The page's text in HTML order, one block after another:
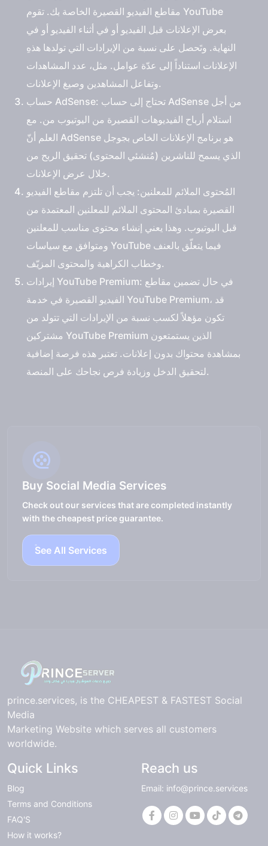
مقاطع الفيديو القصيرة الخاصة بك. تقوم YouTube
بعرض الإعلانات قبل الفيديو أو في أثناء الفيديو أو في
النهاية. وتَحصل على نسبة من الإيرادات التي تولدها هذهِ
الإعلانات استناداً إلى عدّة عوامل. مثل، عدد المشاهدات
وتفاعل المشاهدين وصيغ الإعلانات.
حساب AdSense: تحتاج إلى حساب AdSense من أجل
استلام أرباح الفيديوهات القصيرة من اليوتيوب من. مع
العلم أنّ AdSense هو برنامج الإعلانات الخاص بجوجل
الذي يسمح للناشرين (مُنشئي المحتوى) تحقيق الربح من
خلال عرض الإعلانات.
المُحتوى الملائم للمعلنين: يجب أن تلتزم مقاطع الفيديو
القصيرة بمبادئ المحتوى الملائم للمعلنين المعتمدة من
قبل اليوتيوب. وهذا يعني إنشاء محتوى مناسب للمعلنين
ومتوافق مع سياسات YouTube فيما يتعلّق بالعنف
وخطاب الكراهية والمحتوى المزيّف.
إيرادات YouTube Premium: في حال تضمين مقاطع
الفيديو القصيرة في خدمة YouTube Premium، قد
تكون مؤهلاً لكسب نسبة من الإيرادات التي تتولد من
مشتركين YouTube Premium الذين يستمتعون
بمشاهدة محتواك بدون إعلانات. تعتبر هذه فرصة إضافية
لتحقيق الدخل وزيادة فرص نجاحك على المنصة.
Buy Social Media Services
Check out our services that are completed instantly
with the cheapest price guarantee.
See All Services
prince.services, is the CHEAPEST & FASTEST Social
Media
Marketing Website which serves all customers
worldwide.
Quick Links
Blog
Terms and Conditions
FAQ'S
How it works?
Reach us
Email: info@prince.services